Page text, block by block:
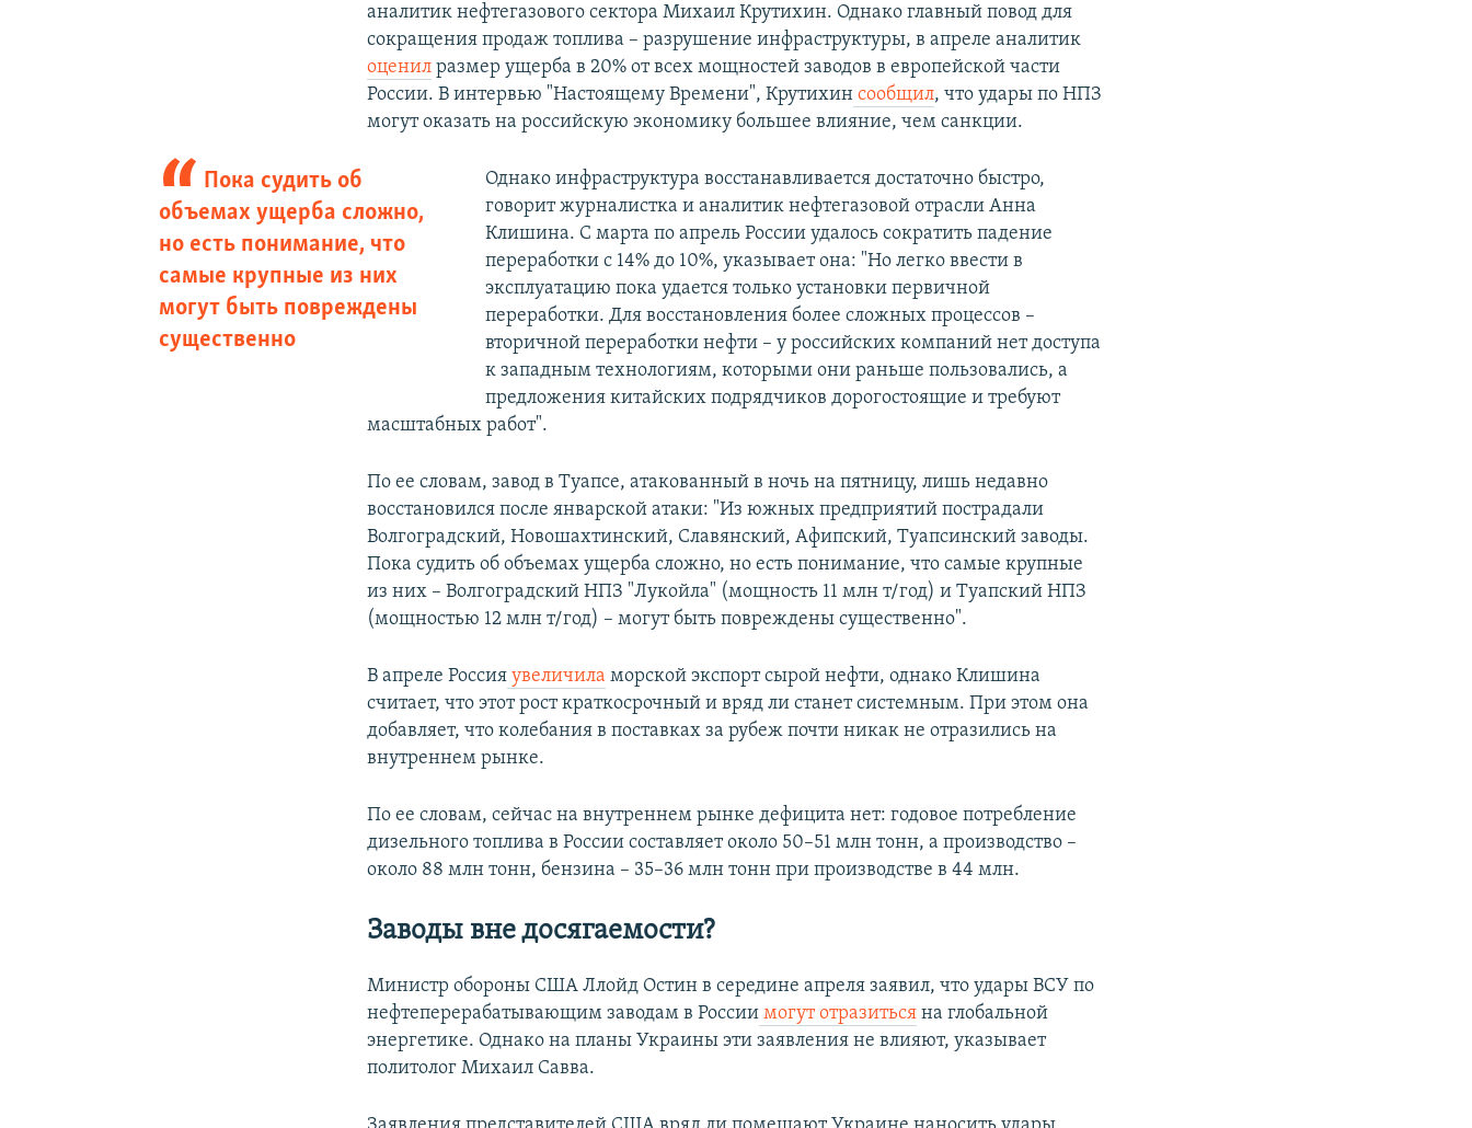
аналитик нефтегазового сектора Михаил Крутихин. Однако главный повод для
сокращения продаж топлива – разрушение инфраструктуры, в апреле аналитик
оценил размер ущерба в 20% от всех мощностей заводов в европейской части
России. В интервью "Настоящему Времени", Крутихин сообщил, что удары по НПЗ
могут оказать на российскую экономику большее влияние, чем санкции.
Пока судить об
объемах ущерба сложно,
но есть понимание, что
самые крупные из них
могут быть повреждены
существенно
Однако инфраструктура восстанавливается достаточно быстро,
говорит журналистка и аналитик нефтегазовой отрасли Анна
Клишина. С марта по апрель России удалось сократить падение
переработки с 14% до 10%, указывает она: "Но легко ввести в
эксплуатацию пока удается только установки первичной
переработки. Для восстановления более сложных процессов –
вторичной переработки нефти – у российских компаний нет доступа
к западным технологиям, которыми они раньше пользовались, а
предложения китайских подрядчиков дорогостоящие и требуют
масштабных работ".
По ее словам, завод в Туапсе, атакованный в ночь на пятницу, лишь недавно
восстановился после январской атаки: "Из южных предприятий пострадали
Волгоградский, Новошахтинский, Славянский, Афипский, Туапсинский заводы.
Пока судить об объемах ущерба сложно, но есть понимание, что самые крупные
из них – Волгоградский НПЗ "Лукойла" (мощность 11 млн т/год) и Туапский НПЗ
(мощностью 12 млн т/год) – могут быть повреждены существенно".
В апреле Россия увеличила морской экспорт сырой нефти, однако Клишина
считает, что этот рост краткосрочный и вряд ли станет системным. При этом она
добавляет, что колебания в поставках за рубеж почти никак не отразились на
внутреннем рынке.
По ее словам, сейчас на внутреннем рынке дефицита нет: годовое потребление
дизельного топлива в России составляет около 50–51 млн тонн, а производство –
около 88 млн тонн, бензина – 35–36 млн тонн при производстве в 44 млн.
Заводы вне досягаемости?
Министр обороны США Ллойд Остин в середине апреля заявил, что удары ВСУ по
нефтеперерабатывающим заводам в России могут отразиться на глобальной
энергетике. Однако на планы Украины эти заявления не влияют, указывает
политолог Михаил Савва.